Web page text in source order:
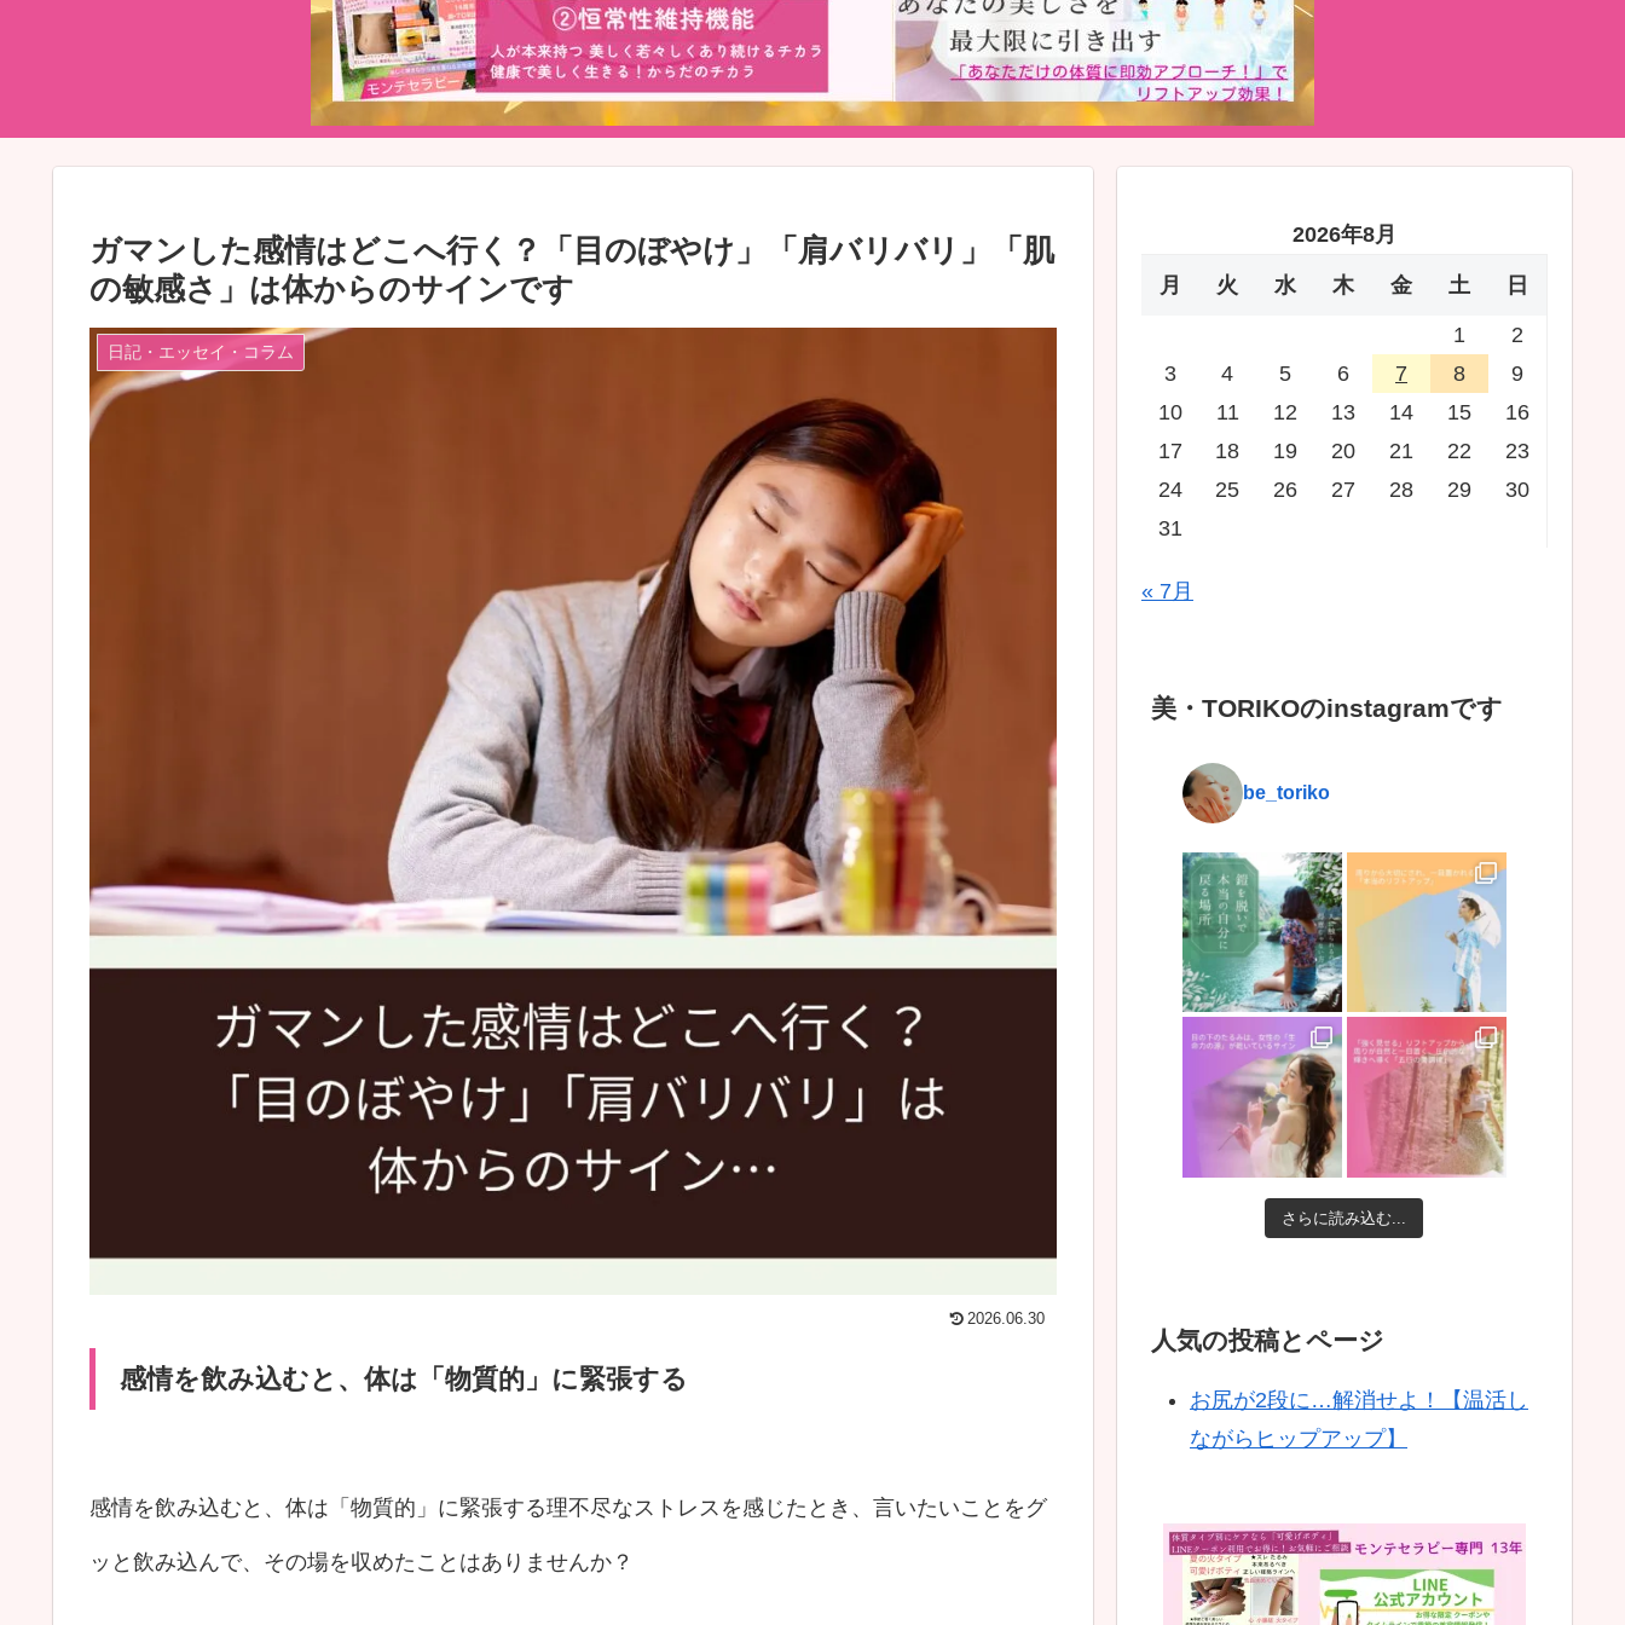
ガマンした感情はどこへ行く？「目のぼやけ」「肩バリバリ」「肌
の敏感さ」は体からのサインです
日記・エッセイ・コラム
2026.06.30
感情を飲み込むと、体は「物質的」に緊張する
感情を飲み込むと、体は「物質的」に緊張する理不尽なストレスを感じたとき、言いたいことをグ
ッと飲み込んで、その場を収めたことはありませんか？
2026年8月
月 火 水 木 金 土 日
1
2
3
4 5 6 7 8
9
10
11 12 13 14 15
16
17
18 19 20 21 22
23
24
25 26 27 28 29
30
31
« 7月
美・TORIKOのinstagramです
be_toriko
さらに読み込む...
人気の投稿とページ
お尻が2段に…解消せよ！【温活し
ながらヒップアップ】